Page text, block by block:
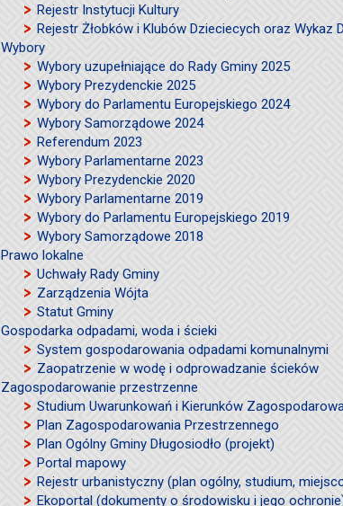
Rejestr Instytucji Kultury
Rejestr Żłobków i Klubów Dzieciecych oraz Wykaz
Wybory
Wybory uzupełniające do Rady Gminy 2025
Wybory Prezydenckie 2025
Wybory do Parlamentu Europejskiego 2024
Wybory Samorządowe 2024
Referendum 2023
Wybory Parlamentarne 2023
Wybory Prezydenckie 2020
Wybory Parlamentarne 2019
Wybory do Parlamentu Europejskiego 2019
Wybory Samorządowe 2018
Prawo lokalne
Uchwały Rady Gminy
Zarządzenia Wójta
Statut Gminy
Gospodarka odpadami, woda i ścieki
System gospodarowania odpadami komunalnymi
Zaopatrzenie w wodę i odprowadzanie ścieków
Zagospodarowanie przestrzenne
Studium Uwarunkowań i Kierunków
Plan Zagospodarowania Przestrzennego
Plan Ogólny Gminy Długosiodło (projekt)
Portal mapowy
Rejestr urbanistyczny (plan ogólny, studium,
Ekoportal (dokumenty o środowisku i jego